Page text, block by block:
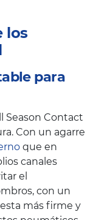
los
para
Season Contact
Con un agarre
que en
canales
el
con un
más firme y